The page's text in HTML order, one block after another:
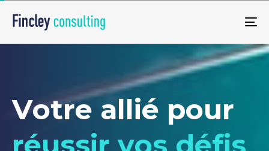
links
Votre allié pour